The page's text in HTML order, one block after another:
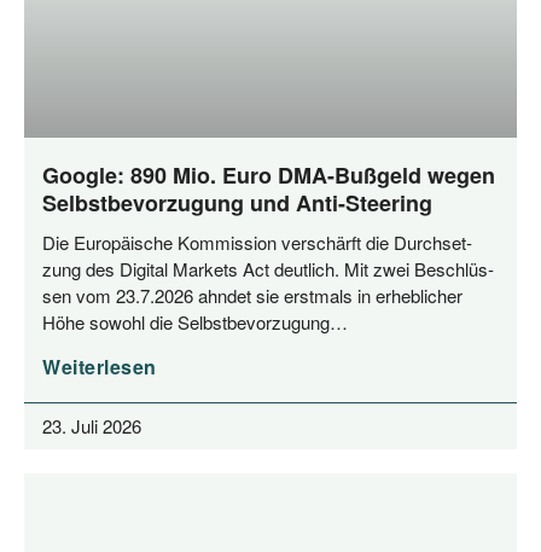
Google: 890 Mio. Euro DMA-Bußgeld wegen
Selbstbevorzugung und Anti-Steering
Die Euro­päi­sche Kom­mis­si­on ver­schärft die Durch­set­
zung des Digi­tal Mar­kets Act deut­lich. Mit zwei Beschlüs­
sen vom 23.7.2026 ahn­det sie erst­mals in erheb­li­cher
Höhe sowohl die Selbstbevorzugung…
Weiterlesen
23. Juli 2026